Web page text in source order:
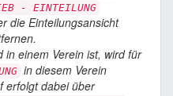
- EINTEILUNG
die Einteilungsansicht
in einem Verein ist, wird für
in diesem Verein
erfolgt dabei über